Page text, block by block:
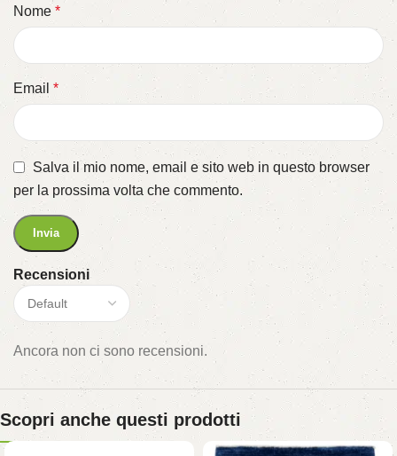
Recensioni
Ancora non ci sono recensioni.
Nome *
Email *
Salva il mio nome, email e sito web in questo browser
per la prossima volta che commento.
Scopri anche questi prodotti